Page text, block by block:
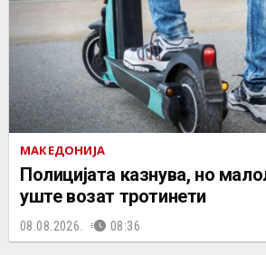
МАКЕДОНИЈА
Полицијата казнува, но
уште возат тротинети
08.08.2026. 08:36